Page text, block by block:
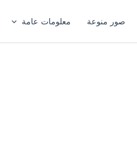
صور منوعة معلومات عامة